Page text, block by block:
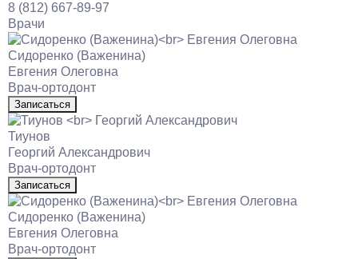
8 (812) 667-89-97
Врачи
Сидоренко (Важенина)
Евгения Олеговна
Врач-ортодонт
Записаться
Тиунов
Георгий Александрович
Врач-ортодонт
Записаться
Сидоренко (Важенина)
Евгения Олеговна
Врач-ортодонт